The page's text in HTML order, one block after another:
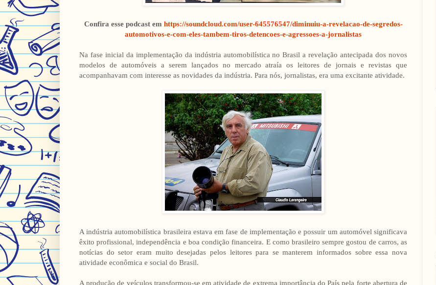
Confira esse podcast em https://soundcloud.com/user-645576547/diminuiu-a-revelacao-de-segredos-
automotivos-e-com-eles-tambem-tiros-detencoes-e-agressoes-a-jornalistas
Na fase inicial da implementação da indústria automobilística no Brasil a revelação antecipada dos novos
modelos de automóveis a serem lançados no mercado atraía os leitores de jornais e revistas que
acompanhavam com interesse as novidades da indústria. Para nós, jornalistas, era uma excitante atividade.
A indústria automobilística brasileira estava em fase de implementação e possuir um automóvel significava
êxito profissional, independência e boa condição financeira. E como brasileiro sempre gostou de carros, as
notícias do setor eram muito desejadas pelos leitores para se manterem informados sobre essa nova
atividade econômica e social do Brasil.
A produção de veículos transformou-se em atividade de extrema importância do País pela forte abertura de